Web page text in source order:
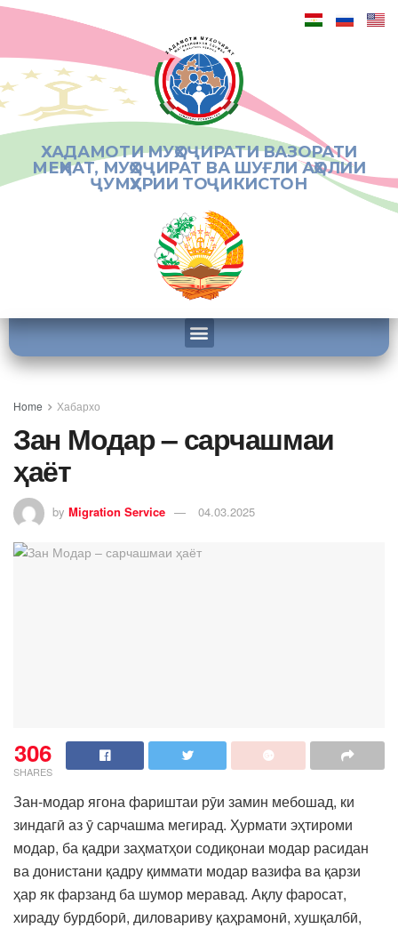
ХАДАМОТИ МУҲОҶИРАТИ ВАЗОРАТИ
МЕҲНАТ, МУҲОҶИРАТ ВА ШУҒЛИ АҲОЛИИ
ҶУМҲУРИИ ТОҶИКИСТОН
Home Хабархо
Зан Модар – сарчашмаи
ҳаёт
by Migration Service 04.03.2025
306
SHARES
Зан-модар ягона фариштаи рӯи замин мебошад, ки
зиндагӣ аз ӯ сарчашма мегирад. Ҳурмати эҳтироми
модар, ба қадри заҳматҳои содиқонаи модар расидан
ва донистани қадру қиммати модар вазифа ва қарзи
ҳар як фарзанд ба шумор меравад. Ақлу фаросат,
хираду бурдборӣ, диловариву қаҳрамонӣ, хушқалбӣ,